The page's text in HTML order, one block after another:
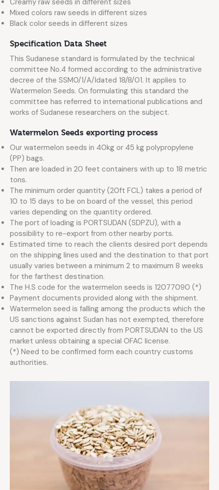
Creamy raw seeds in different sizes
Mixed colors raw seeds in different sizes
Black color seeds in different sizes
Specification Data Sheet
This Sudanese standard is formulated by the technical
committee No.4 formed according to the administrative
decree of the SSM0/1/A/Idated 18/8/01. It applies to
Watermelon Seeds. On formulating this standard the
committee has referred to international publications and
works of Sudanese researchers on the subject.
Watermelon Seeds exporting process
Our watermelon seeds in 40kg or 45 kg polypropylene
(PP) bags.
Then are loaded in 20 feet containers with up to 18 metric
tons.
The minimum order quantity (20ft FCL) takes a period of
10 to 15 days to be on board of the vessel, this period
varies depending on the quantity ordered.
The port of loading is PORTSUDAN (SDPZU), with a
possibility to re-export from other nearby ports.
Estimated time to reach the clients desired port depends
on the shipping lines used and the destination to that port
usually varies between a minimum 2 to maximum 8 weeks
for the farthest destination.
The H.S code for the watermelon seeds is 12077090 (*)
Payment documents provided along with the shipment.
Watermelon seed is falling among the products which the
US sanctions against Sudan has not exempted, therefore
cannot be exported directly from PORTSUDAN to the US
market unless obtaining a special OFAC license.
(*) Need to be confirmed form each country customs
authorities.